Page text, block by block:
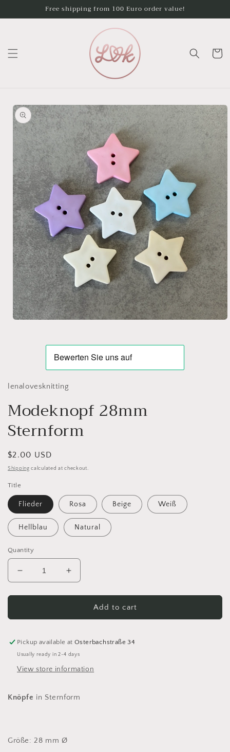
Free shipping from 100 Euro order value!
Cart
Skip to
product
information
lenalovesknitting
Modeknopf 28mm
Sternform
Regular
price
$2.00 USD
Shipping calculated at checkout.
Title
Flieder Rosa Beige Weiß
Hellblau Natural
Quantity
Decrease
quantity
for
28mm
Increase
quantity
for
Modeknopf
28mm
Add to cart
Pickup available atOsterbachstraße 34
Usually ready in 2-4 days
View store information
Knöpfe in Sternform
Größe: 28 mm Ø